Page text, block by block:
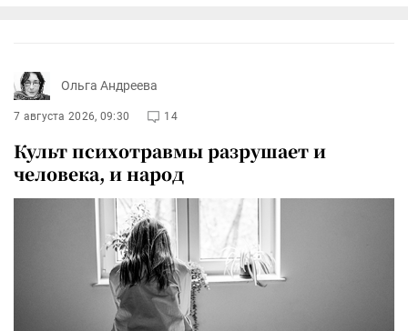
Ольга Андреева
7 августа 2026, 09:30 14
Культ психотравмы разрушает и
человека, и народ